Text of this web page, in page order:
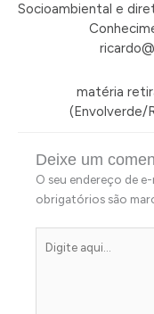
Socioambiental e
matéria
(Envolverde/
Deixe um
O seu endereço de
obrigatórios são
aqui...